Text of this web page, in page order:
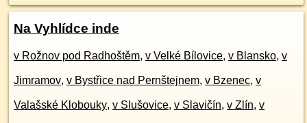
Na Vyhlídce inde
v Rožnov pod Radhoštěm, v Velké Bílovice, v Blansko, v
Jimramov, v Bystřice nad Pernštejnem, v Bzenec, v
Valašské Klobouky, v Slušovice, v Slavičín, v Zlín, v